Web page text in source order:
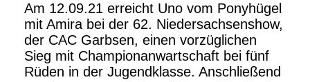
Am 12.09.21 erreicht Uno vom Ponyhügel
mit Amira bei der 62. Niedersachsenshow,
der CAC Garbsen, einen vorzüglichen
Sieg mit Championanwartschaft bei fünf
Rüden in der Jugendklasse. Anschließend